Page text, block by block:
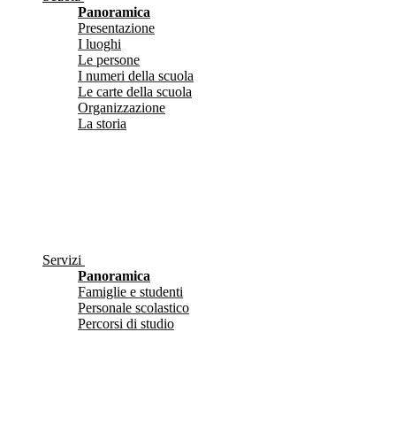
Panoramica
Presentazione
I luoghi
Le persone
I numeri della scuola
Le carte della scuola
Organizzazione
La storia
Servizi
Panoramica
Famiglie e studenti
Personale scolastico
Percorsi di studio